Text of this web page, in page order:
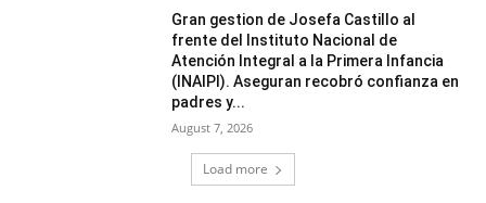
Gran gestion de Josefa Castillo al
frente del Instituto Nacional de
Atención Integral a la Primera Infancia
(INAIPI). Aseguran recobró confianza en
padres y...
August 7, 2026
Load more